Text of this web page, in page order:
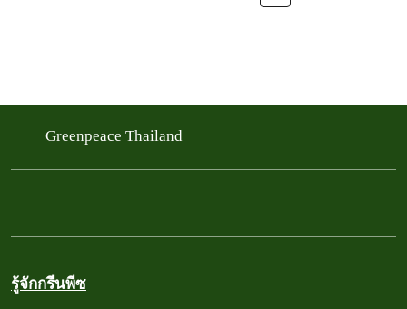
Greenpeace Thailand
รู้จักกรีนพีซ